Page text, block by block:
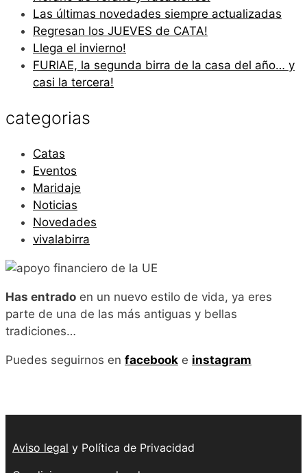
Las últimas novedades siempre actualizadas
Regresan los JUEVES de CATA!
Llega el invierno!
FURIAE, la segunda birra de la casa del año… y
casi la tercera!
categorias
Catas
Eventos
Maridaje
Noticias
Novedades
vivalabirra
Has entrado en un nuevo estilo de vida, ya eres
parte de una de las más antiguas y bellas
tradiciones…
Puedes seguirnos en facebook e instagram
Aviso legal y Política de Privacidad